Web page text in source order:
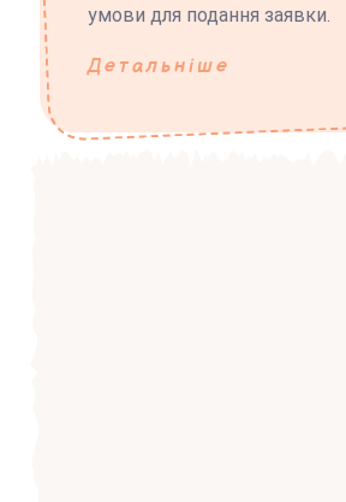
умови для подання заявки.
Детальніше